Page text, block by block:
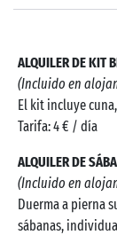
ALQUILER DE KIT
(Incluido en
El kit incluye
Tarifa: 4 € / día
ALQUILER DE
(Incluido en
Duerma a pierna
sábanas,